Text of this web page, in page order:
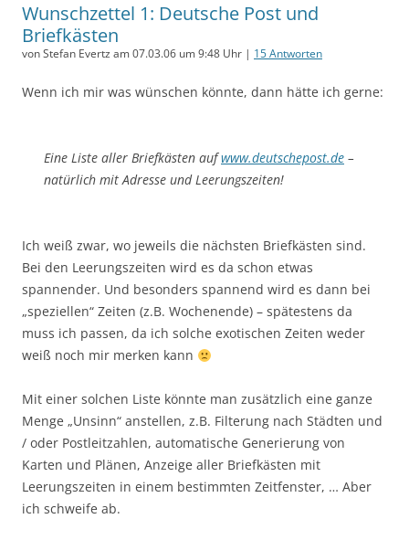
Wunschzettel 1: Deutsche Post und
Briefkästen
von Stefan Evertz am 07.03.06 um 9:48 Uhr | 15 Antworten
Wenn ich mir was wünschen könnte, dann hätte ich gerne:
Eine Liste aller Briefkästen aufwww.deutschepost.de –
natürlich mit Adresse und Leerungszeiten!
Ich weiß zwar, wo jeweils die nächsten Briefkästen sind.
Bei den Leerungszeiten wird es da schon etwas
spannender. Und besonders spannend wird es dann bei
„speziellen“ Zeiten (z.B. Wochenende) – spätestens da
muss ich passen, da ich solche exotischen Zeiten weder
weiß noch mir merken kann
Mit einer solchen Liste könnte man zusätzlich eine ganze
Menge „Unsinn“ anstellen, z.B. Filterung nach Städten und
/ oder Postleitzahlen, automatische Generierung von
Karten und Plänen, Anzeige aller Briefkästen mit
Leerungszeiten in einem bestimmten Zeitfenster, … Aber
ich schweife ab.